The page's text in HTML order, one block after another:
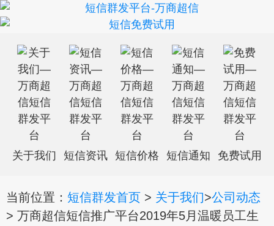
关于我们 短信资讯 短信价格 短信通知 免费试用
当前位置： 短信群发首页 > 关于我们>公司动态
> 万商超信短信推广平台2019年5月温暖员工生